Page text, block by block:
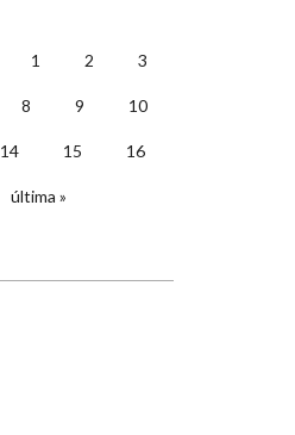
1 2 3
8 9 10
14 15 16
última »